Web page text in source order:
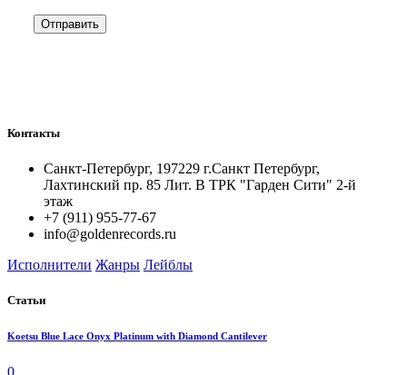
Контакты
Санкт-Петербург, 197229 г.Санкт Петербург,
Лахтинский пр. 85 Лит. B ТРК "Гарден Сити" 2-й
этаж
+7 (911) 955-77-67
info@goldenrecords.ru
Исполнители Жанры Лейблы
Статьи
Koetsu Blue Lace Onyx Platinum with Diamond Cantilever